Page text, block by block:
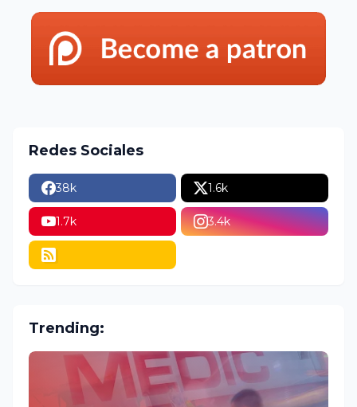
Redes Sociales
38k 1.6k
1.7k 3.4k
Trending: